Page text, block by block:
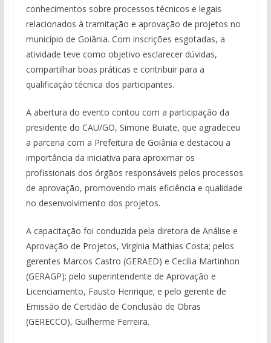
conhecimentos sobre processos técnicos e legais
relacionados à tramitação e aprovação de projetos no
município de Goiânia. Com inscrições esgotadas, a
atividade teve como objetivo esclarecer dúvidas,
compartilhar boas práticas e contribuir para a
qualificação técnica dos participantes.
A abertura do evento contou com a participação da
presidente do CAU/GO, Simone Buiate, que agradeceu
a parceria com a Prefeitura de Goiânia e destacou a
importância da iniciativa para aproximar os
profissionais dos órgãos responsáveis pelos processos
de aprovação, promovendo mais eficiência e qualidade
no desenvolvimento dos projetos.
A capacitação foi conduzida pela diretora de Análise e
Aprovação de Projetos, Virgínia Mathias Costa; pelos
gerentes Marcos Castro (GERAED) e Cecília Martinhon
(GERAGP); pelo superintendente de Aprovação e
Licenciamento, Fausto Henrique; e pelo gerente de
Emissão de Certidão de Conclusão de Obras
(GERECCO), Guilherme Ferreira.